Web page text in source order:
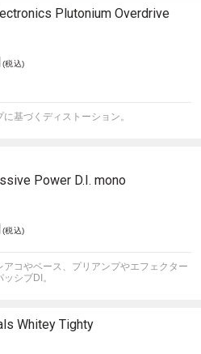
Plutonium Overdrive
(税込)
基づくディストーション。
Power D.I. mono
(税込)
アコやベース、プリアンプやエフェクター
シブDI。
Whitey Tighty